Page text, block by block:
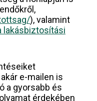
), valamint
lakásbiztosítási
e-mailen is
a gyorsabb és
érdekében